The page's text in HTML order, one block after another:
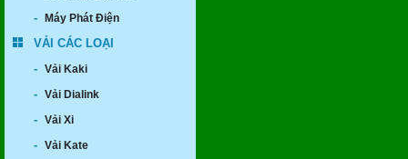
- Máy Phát Điện
VẢI CÁC LOẠI
- Vải Kaki
- Vải Dialink
- Vải Xi
- Vải Kate